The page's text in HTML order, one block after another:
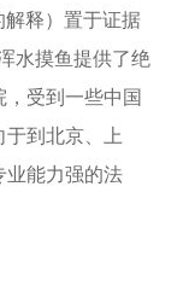
解释）置于证据
水摸鱼提供了绝
受到一些中国
到北京、上
业能力强的法